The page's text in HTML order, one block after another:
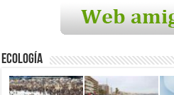
Ecología